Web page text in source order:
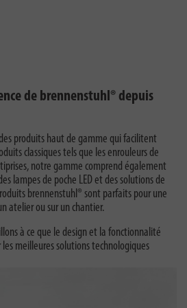
de brennenstuhl® depuis
produits haut de gamme qui facilitent
classiques tels que les enrouleurs de
notre gamme comprend également
lampes de poche LED et des solutions de
brennenstuhl® sont parfaits pour une
atelier ou sur un chantier.
à ce que le design et la fonctionnalité
meilleures solutions technologiques